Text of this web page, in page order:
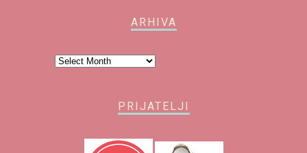
ARHIVA
Arhiva
PRIJATELJI